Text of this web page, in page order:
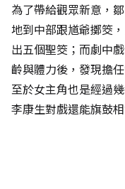
為了帶給觀眾新意，
地到中部跟馗爺擲筊
出五個聖筊；而劇中
齡與體力後，發現擔
至於女主角也是經過
李康生對戲還能旗鼓